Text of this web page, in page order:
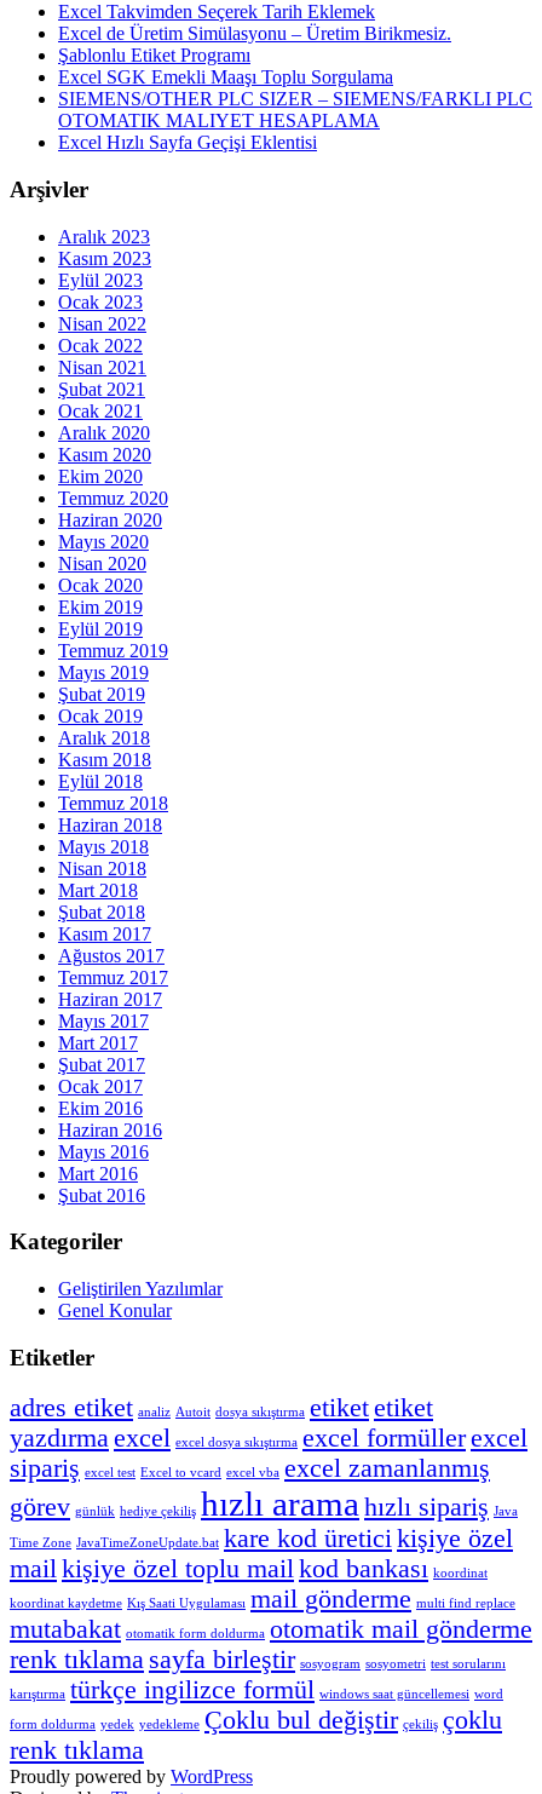
Excel Takvimden Seçerek Tarih Eklemek
Excel de Üretim Simülasyonu – Üretim Birikmesiz.
Şablonlu Etiket Programı
Excel SGK Emekli Maaşı Toplu Sorgulama
SIEMENS/OTHER PLC SIZER – SIEMENS/FARKLI PLC
OTOMATIK MALIYET HESAPLAMA
Excel Hızlı Sayfa Geçişi Eklentisi
Arşivler
Aralık 2023
Kasım 2023
Eylül 2023
Ocak 2023
Nisan 2022
Ocak 2022
Nisan 2021
Şubat 2021
Ocak 2021
Aralık 2020
Kasım 2020
Ekim 2020
Temmuz 2020
Haziran 2020
Mayıs 2020
Nisan 2020
Ocak 2020
Ekim 2019
Eylül 2019
Temmuz 2019
Mayıs 2019
Şubat 2019
Ocak 2019
Aralık 2018
Kasım 2018
Eylül 2018
Temmuz 2018
Haziran 2018
Mayıs 2018
Nisan 2018
Mart 2018
Şubat 2018
Kasım 2017
Ağustos 2017
Temmuz 2017
Haziran 2017
Mayıs 2017
Mart 2017
Şubat 2017
Ocak 2017
Ekim 2016
Haziran 2016
Mayıs 2016
Mart 2016
Şubat 2016
Kategoriler
Geliştirilen Yazılımlar
Genel Konular
Etiketler
adres etiket analiz Autoit dosya sıkıştırma etiketetiket
yazdırmaexcel excel dosya sıkıştırma excel formüllerexcel
sipariş excel test Excel to vcard excel vba excel zamanlanmış
görev günlük hediye çekiliş hızlı aramahızlı sipariş Java
Time Zone JavaTimeZoneUpdate.bat kare kod üreticikişiye özel
mailkişiye özel toplu mailkod bankası koordinat
koordinat kaydetme Kış Saati Uygulaması mail gönderme multi find replace
mutabakat otomatik form doldurma otomatik mail gönderme
renk tıklama sayfa birleştir sosyogram sosyometri test sorularını
karıştırma türkçe ingilizce formül windows saat güncellemesi word
form doldurma yedek yedekleme Çoklu bul değiştir çekiliş çoklu
renk tıklama
Proudly powered by WordPress